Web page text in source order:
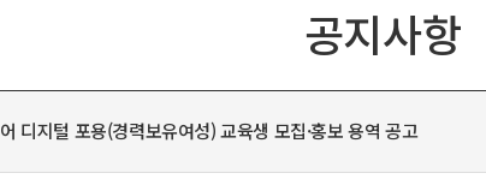
공지사항
디지털 포용(경력보유여성) 교육생 모집·홍보 용역 공고